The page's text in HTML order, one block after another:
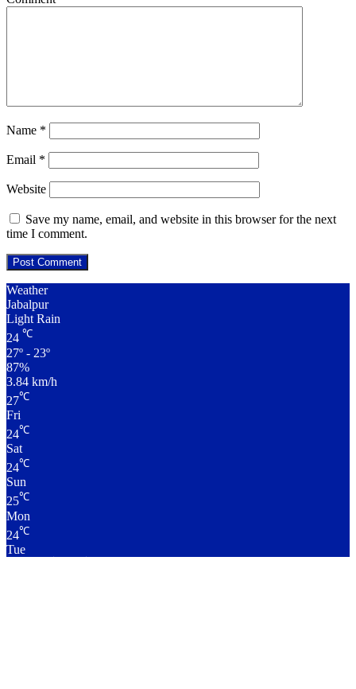
Name *
Email *
Website
Save my name, email, and website in this browser for the next
time I comment.
Weather
Jabalpur
Light Rain
24 ℃
27º - 23º
87%
3.84 km/h
27℃
Fri
24℃
Sat
24℃
Sun
25℃
Mon
24℃
Tue